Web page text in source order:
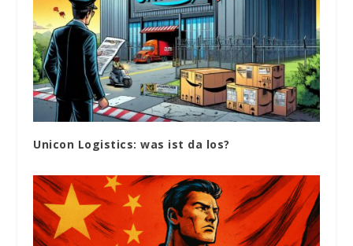
Unicon Logistics: was ist da los?